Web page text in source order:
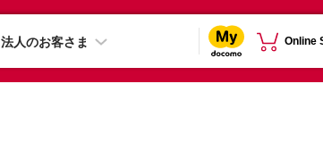
法人のお客さま Online